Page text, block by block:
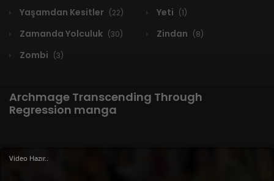
Yaşamdan Kesitler (22) Yeti (1)
Zamanda Yolculuk (30) Zindan (8)
Zombi (3)
Archmage Transcending Through
Regression manga
1 RESULT
Video Hazır..